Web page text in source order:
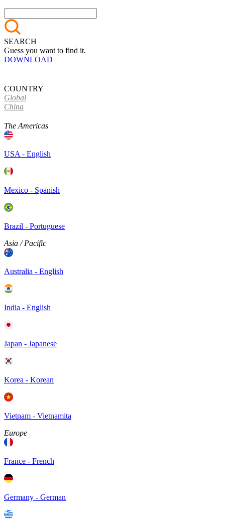
SEARCH
Guess you want to find it.
DOWNLOAD
COUNTRY
Global
China
The Americas
USA - English
Mexico - Spanish
Brazil - Portuguese
Asia / Pacific
Australia - English
India - English
Japan - Japanese
Korea - Korean
Vietnam - Vietnamita
Europe
France - French
Germany - German